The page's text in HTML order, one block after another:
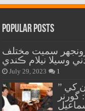
Popular Posts
ڪارونجهر سميت مختلف
وسيلا نيلام ڪندي
July 29, 2023 1
” فرزند ڪراچي لياقت علي خان کي